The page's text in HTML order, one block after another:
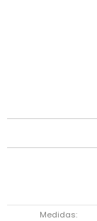
Medidas